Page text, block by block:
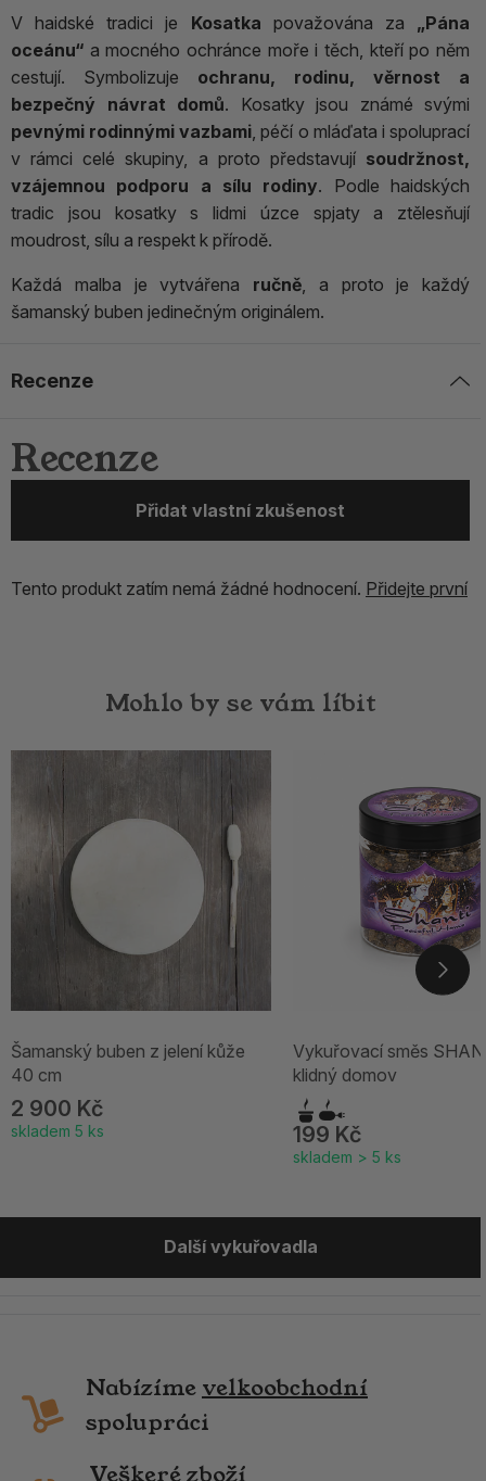
V haidské tradici je Kosatka považována za „Pána
oceánu“ a mocného ochránce moře i těch, kteří po něm
cestují. Symbolizuje ochranu, rodinu, věrnost a
bezpečný návrat domů. Kosatky jsou známé svými
pevnými rodinnými vazbami, péčí o mláďata i spoluprací
v rámci celé skupiny, a proto představují soudržnost,
vzájemnou podporu a sílu rodiny. Podle haidských
tradic jsou kosatky s lidmi úzce spjaty a ztělesňují
moudrost, sílu a respekt k přírodě.
Každá malba je vytvářena ručně, a proto je každý
šamanský buben jedinečným originálem.
Recenze
Recenze
Přidat vlastní zkušenost
Tento produkt zatím nemá žádné hodnocení. Přidejte první
Mohlo by se vám líbit
Šamanský buben z jelení kůže
40 cm
2 900 Kč
skladem 5 ks
Vykuřovací směs
klidný domov
199 Kč
skladem > 5 ks
Další vykuřovadla
Nabízíme velkoobchodní
spolupráci
Veškeré zboží